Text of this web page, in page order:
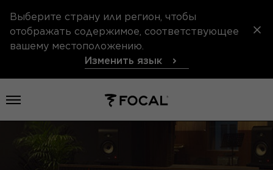
Выберите страну или регион, чтобы
отображать содержимое, соответствующее
вашему местоположению.
Изменить язык
Открыть меню